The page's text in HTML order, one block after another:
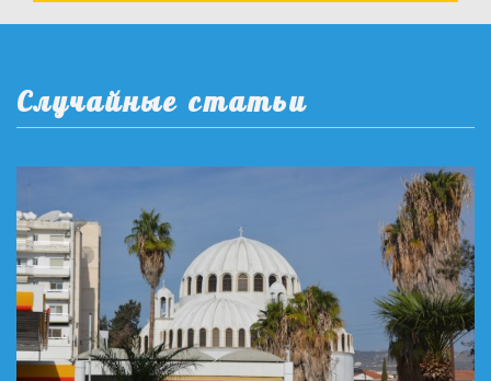
Случайные статьи